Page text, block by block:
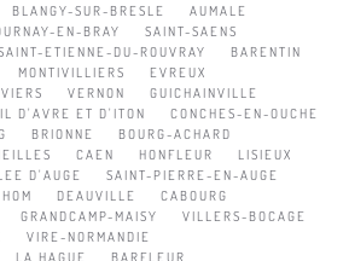
BLANGY-SUR-BRESLE
AUMALE
EN-BRAY
SAINT-SAENS
ETIENNE-DU-ROUVRAY
BARENTIN
MONTIVILLIERS
EVREUX
VERNON
GUICHAINVILLE
D'AVRE ET D'ITON
CONCHES-EN-OUCHE
BRIONNE
BOURG-ACHARD
CAEN HONFLEUR
LISIEUX
D'AUGE
SAINT-PIERRE-EN-AUGE
DEAUVILLE
CABOURG
GRANDCAMP-MAISY
VILLERS-BOCAGE
VIRE-NORMANDIE
LA HAGUE
BARFLEUR